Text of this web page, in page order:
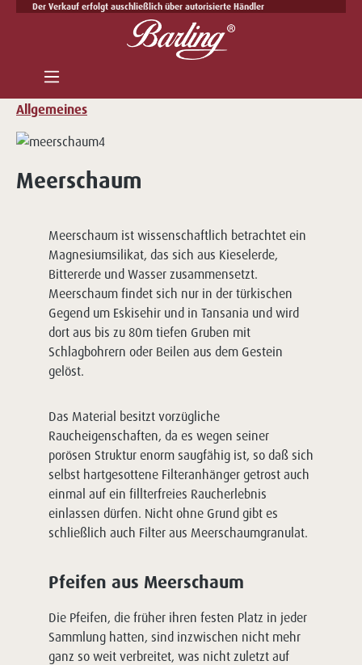
Zum Hauptinhalt springen
Der Verkauf erfolgt auschließlich über autorisierte Händler
Allgemeines
Meerschaum
Meerschaum ist wissenschaftlich betrachtet ein
Magnesiumsilikat, das sich aus Kieselerde,
Bittererde und Wasser zusammensetzt.
Meerschaum findet sich nur in der türkischen
Gegend um Eskisehir und in Tansania und wird
dort aus bis zu 80m tiefen Gruben mit
Schlagbohrern oder Beilen aus dem Gestein
gelöst.
Das Material besitzt vorzügliche
Raucheigenschaften, da es wegen seiner
porösen Struktur enorm saugfähig ist, so daß sich
selbst hartgesottene Filteranhänger getrost auch
einmal auf ein fillterfreies Raucherlebnis
einlassen dürfen. Nicht ohne Grund gibt es
schließlich auch Filter aus Meerschaumgranulat.
Pfeifen aus Meerschaum
Die Pfeifen, die früher ihren festen Platz in jeder
Sammlung hatten, sind inzwischen nicht mehr
ganz so weit verbreitet, was nicht zuletzt auf